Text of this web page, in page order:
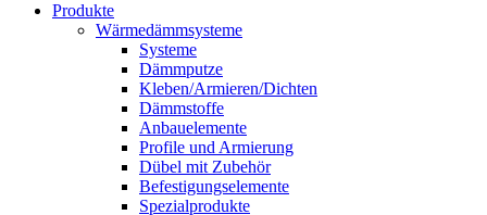
Produkte
Wärmedämmsysteme
Systeme
Dämmputze
Kleben/Armieren/Dichten
Dämmstoffe
Anbauelemente
Profile und Armierung
Dübel mit Zubehör
Befestigungselemente
Spezialprodukte